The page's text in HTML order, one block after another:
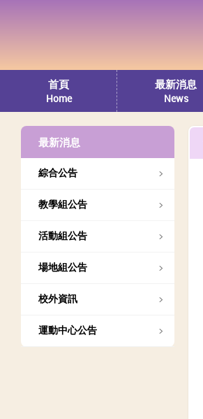
首頁
Home
最新消息
News
最新消息
綜合公告
教學組公告
活動組公告
場地組公告
校外資訊
運動中心公告